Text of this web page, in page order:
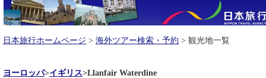
日本旅行ホームページ > 海外ツアー検索・予約 > 観光地一覧
ヨーロッパ>イギリス>Llanfair Waterdine